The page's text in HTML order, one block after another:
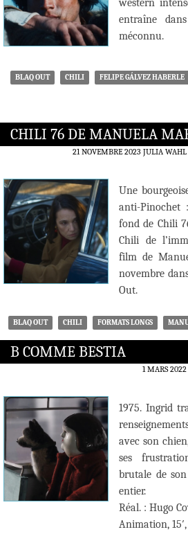
western
entraîne
méconnu.
BLAQ OUT CHILI FELIPE GÁLVEZ HABERLE
CHILI 76 DE MANUELA
21 NOVEMBRE 2023 JULIA WAHL
Une
anti-
fond de Chili
Chili de
film de
novembre
Out.
BLAQ OUT CHILI FORMATS LONGS
B COMME BESTIA
1 MARS 2022
1975. Ingrid
avec son
ses
brutale de
entier.
Réal. : Hugo
Animation,